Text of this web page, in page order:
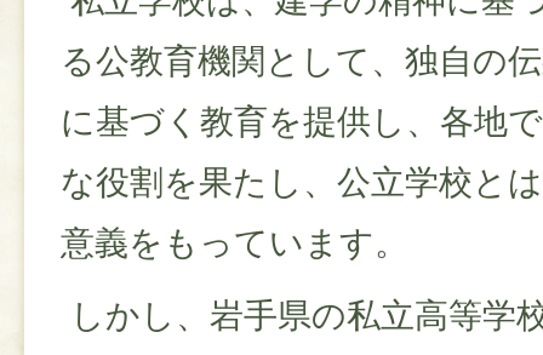
る公教育機関として、独自の
に基づく教育を提供し、各地
な役割を果たし、公立学校と
意義をもっています。
しかし、岩手県の私立高等学